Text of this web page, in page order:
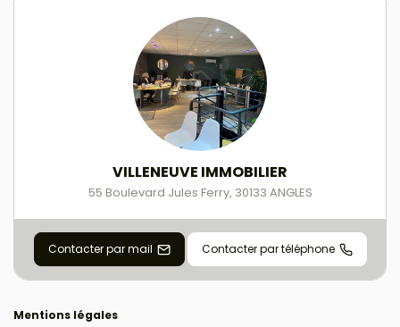
VILLENEUVE IMMOBILIER
55 Boulevard Jules Ferry, 30133 ANGLES
Contacter par mail Contacter par téléphone
Mentions légales